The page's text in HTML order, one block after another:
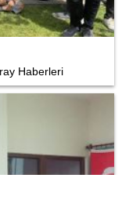
Haberleri